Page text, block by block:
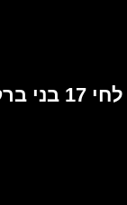
לחי 17 בני ברק - קומה 2